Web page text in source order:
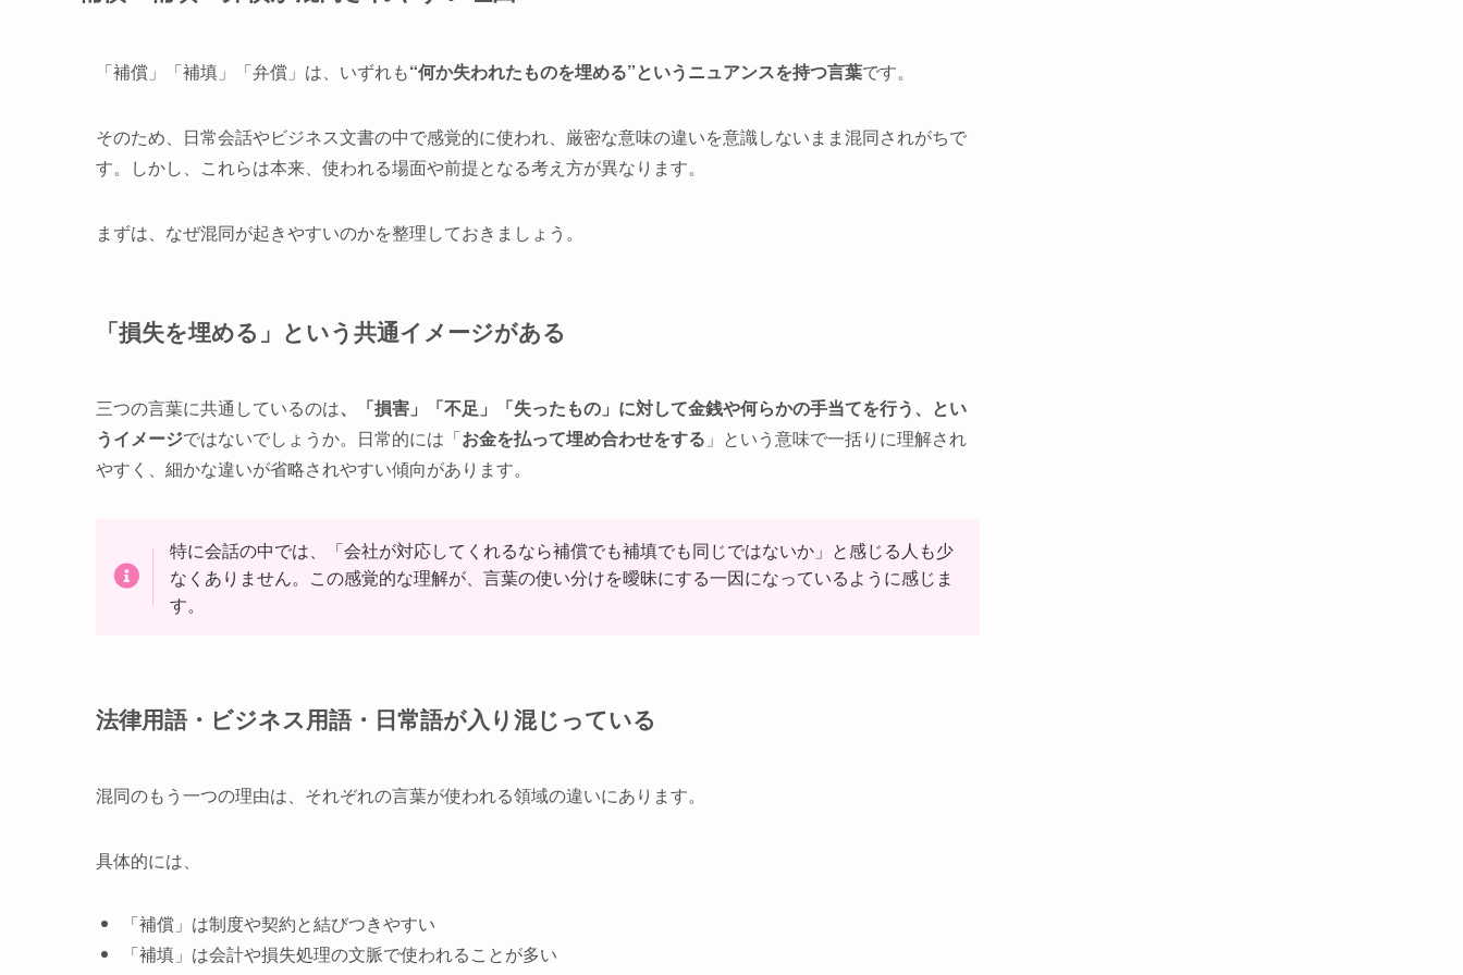
「補償」「補填」「弁償」は、いずれも“何か失われたものを埋める”というニュアンスを持つ言葉です。
そのため、日常会話やビジネス文書の中で感覚的に使われ、厳密な意味の違いを意識しないまま混同されがちで
す。しかし、これらは本来、使われる場面や前提となる考え方が異なります。
まずは、なぜ混同が起きやすいのかを整理しておきましょう。
「損失を埋める」という共通イメージがある
三つの言葉に共通しているのは、「損害」「不足」「失ったもの」に対して金銭や何らかの手当てを行う、とい
うイメージではないでしょうか。日常的には「お金を払って埋め合わせをする 」という意味で一括りに理解され
やすく、細かな違いが省略されやすい傾向があります。
特に会話の中では、「会社が対応してくれるなら補償でも補填でも同じではないか」と感じる人も少
なくありません。この感覚的な理解が、言葉の使い分けを曖昧にする一因になっているように感じま
す。
法律用語・ビジネス用語・日常語が入り混じっている
混同のもう一つの理由は、それぞれの言葉が使われる領域の違いにあります。
具体的には、
「補償」は制度や契約と結びつきやすい
「補填」は会計や損失処理の文脈で使われることが多い